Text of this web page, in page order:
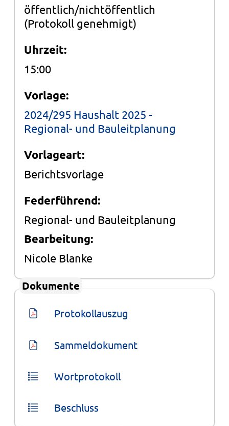
öffentlich/nichtöffentlich
(Protokoll genehmigt)
Uhrzeit:
15:00
Vorlage:
2024/295 Haushalt 2025 -
Regional- und Bauleitplanung
Vorlageart:
Berichtsvorlage
Federführend:
Regional- und Bauleitplanung
Bearbeitung:
Nicole Blanke
Dokumente
Protokollauszug
Sammeldokument
Wortprotokoll
Beschluss